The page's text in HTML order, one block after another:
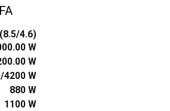
4.6)
W
W
4200 W
880 W
1100 W